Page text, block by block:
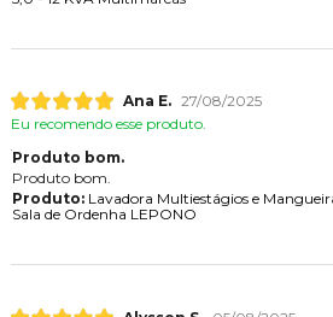
Ana E. 27/08/2025
Eu recomendo esse produto.
Produto bom.
Produto bom.
Produto:Lavadora Multiestágios e
Sala de Ordenha LEPONO